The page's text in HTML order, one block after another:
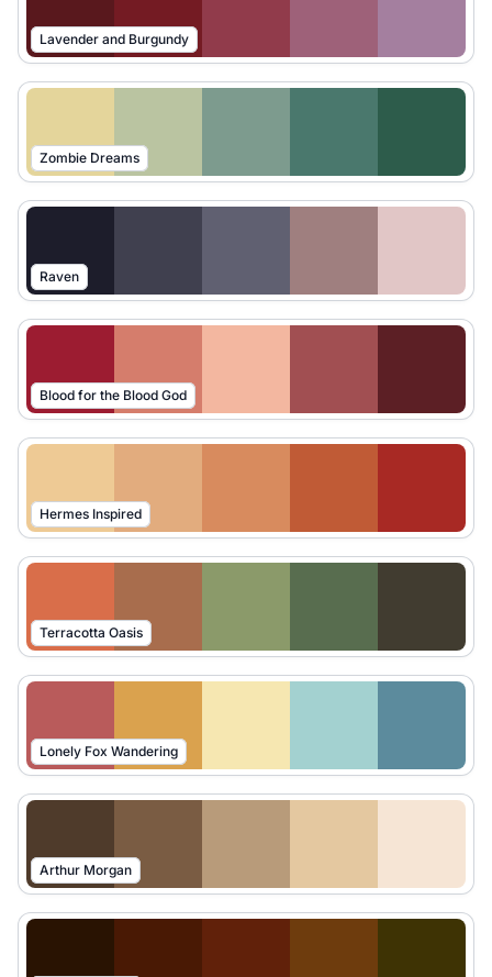
Lavender and Burgundy
Zombie Dreams
Raven
Blood for the Blood God
Hermes Inspired
Terracotta Oasis
Lonely Fox Wandering
Arthur Morgan